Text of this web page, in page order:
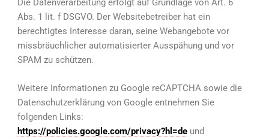
Die Datenverarbeitung erfolgt auf Grundlage von Art. 6
Abs. 1 lit. f DSGVO. Der Websitebetreiber hat ein
berechtigtes Interesse daran, seine Webangebote vor
missbräuchlicher automatisierter Ausspähung und vor
SPAM zu schützen.
Weitere Informationen zu Google reCAPTCHA sowie die
Datenschutzerklärung von Google entnehmen Sie
folgenden Links:
https://policies.google.com/privacy?hl=de und